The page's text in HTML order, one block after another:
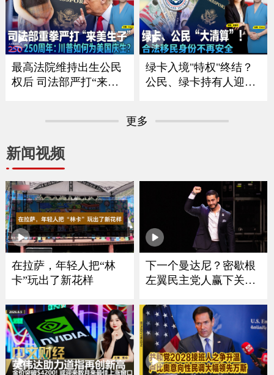
员 美国中期选举恐陷混
乱？；共和党重量级议
员离世 参议院席位争夺
战连夜打响《中文焦
点》7/16
动川普！美国队世界杯
风波引争议《中文焦
点》7/9/2026
最高法院维持出生公民
权后 司法部严打“来美
｜华府打造空前博览会
美多地上演烟花秀《中
文焦点》7/2/2026
绿卡入境"特权"终结？
公民、绿卡持有人迎最
拟大涨75% 政府释放什
焦点》6/25/2026
更多
新闻视频
在拉萨，年轻人把“林
卡”玩出了新花样
下一个曼达尼？密歇根
左翼民主党人赢下关键
举结果：对共和党来说
是个好消息；埃尔-赛义
德已被叫“密歇根曼达
尼” 二人诸多理念接
近；分析机构：共和党